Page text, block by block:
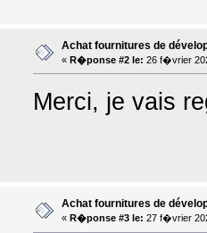
Achat fournitures de
« R�ponse #2 le: 26 f�vrier
Merci, je vais
Achat fournitures de
« R�ponse #3 le: 27 f�vrier